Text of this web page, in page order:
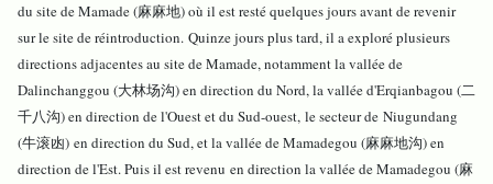
du site de Mamade (麻麻地) où il est resté quelques jours avant de revenir
sur le site de réintroduction. Quinze jours plus tard, il a exploré plusieurs
directions adjacentes au site de Mamade, notamment la vallée de
Dalinchanggou (大林场沟) en direction du Nord, la vallée d'Erqianbagou (二
千八沟) en direction de l'Ouest et du Sud-ouest, le secteur de Niugundang
(牛滚凼) en direction du Sud, et la vallée de Mamadegou (麻麻地沟) en
direction de l'Est. Puis il est revenu en direction la vallée de Mamadegou (麻